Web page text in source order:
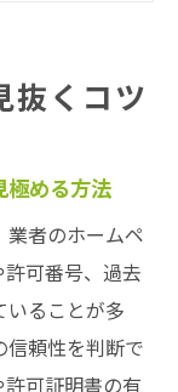
業者確認法
業者の特徴
回避ポイン
の回避策
者の見抜き
抜くコツ
極める方法
者のホームペ
可番号、過去
いることが多
信頼性を判断で
可証明書の有